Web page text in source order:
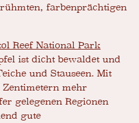
farbenprächtigen
Reef National Park
ist dicht bewaldet und
und Stauseen. Mit
mehr
gelegenen Regionen
gute